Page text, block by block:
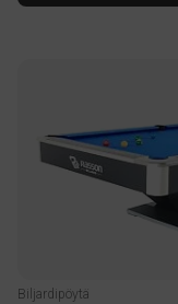
Biljardipöytä